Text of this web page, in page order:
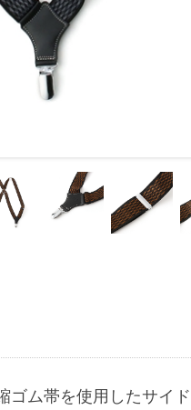
ゴム帯を使用したサイ